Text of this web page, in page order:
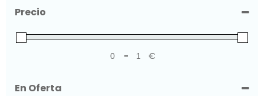
Precio
Minimum Price
- Maximum Price
€
En Oferta